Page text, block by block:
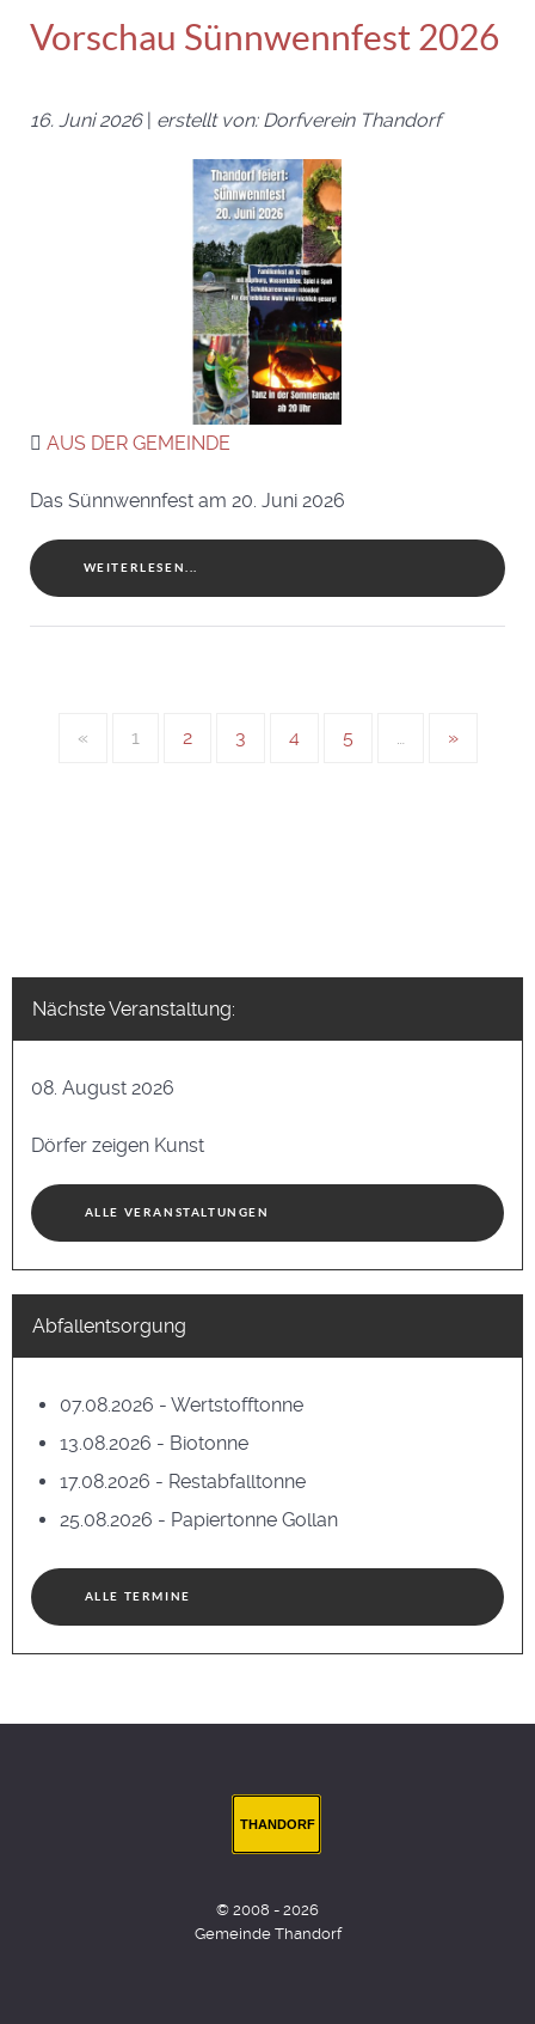
Vorschau Sünnwennfest 2026
16. Juni 2026 erstellt von: Dorfverein Thandorf
AUS DER GEMEINDE
Das Sünnwennfest am 20. Juni 2026
WEITERLESEN...
« 1 2 3 4 5 »
Nächste Veranstaltung:
08. August 2026
Dörfer zeigen Kunst
ALLE VERANSTALTUNGEN
Abfallentsorgung
07.08.2026 - Wertstofftonne
13.08.2026 - Biotonne
17.08.2026 - Restabfalltonne
25.08.2026 - Papiertonne Gollan
ALLE TERMINE
THANDORF
© 2008 - 2026
Gemeinde Thandorf